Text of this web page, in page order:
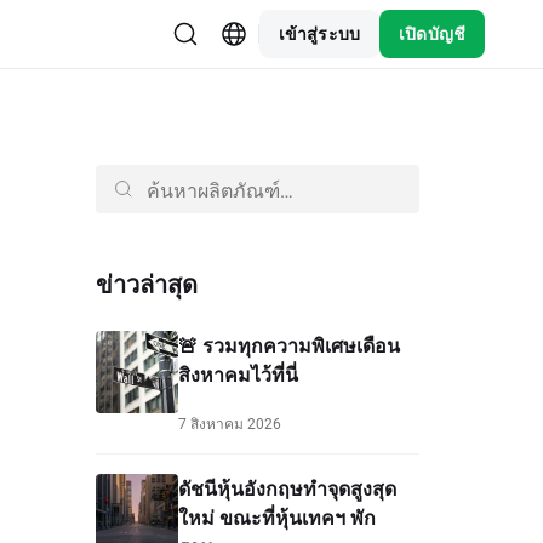
เข้าสู่ระบบ เปิดบัญชี
ข่าวล่าสุด
🚨 รวมทุกความพิเศษเดือน
สิงหาคมไว้ที่นี่
7 สิงหาคม 2026
ดัชนีหุ้นอังกฤษทำจุดสูงสุด
ใหม่ ขณะที่หุ้นเทคฯ พัก